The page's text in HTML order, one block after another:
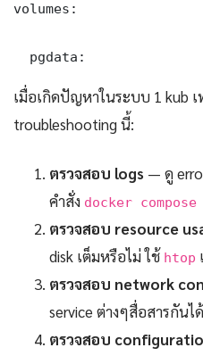
volumes:
  pgdata:
เมื่อเกิดปัญหาในระบบ 1 kub
troubleshooting นี้:
ตรวจสอบ logs — ดู
คำสั่ง docker
ตรวจสอบ resource
disk เต็มหรือไม่ ใช้ htop
ตรวจสอบ network
service ต่างๆสื่อสารกันไ
ตรวจสอบ